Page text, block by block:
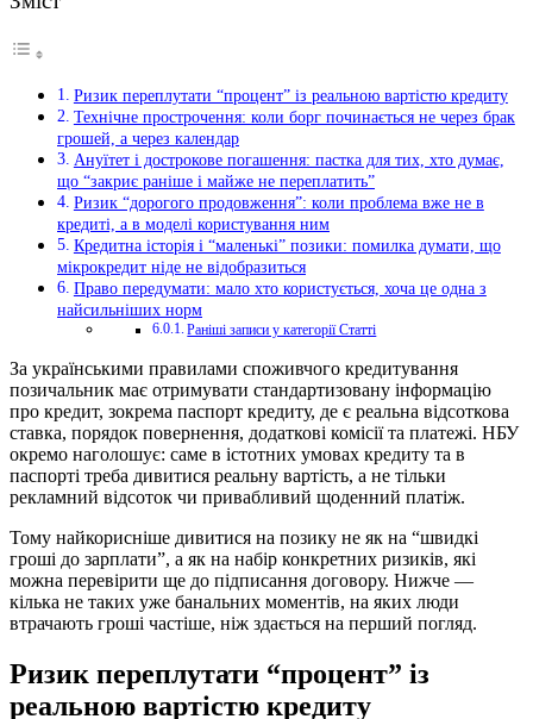
Ризик переплутати “процент” із реальною вартістю кредиту
Технічне прострочення: коли борг починається не через брак
грошей, а через календар
Ануїтет і дострокове погашення: пастка для тих, хто думає,
що “закриє раніше і майже не переплатить”
Ризик “дорогого продовження”: коли проблема вже не в
кредиті, а в моделі користування ним
Кредитна історія і “маленькі” позики: помилка думати, що
мікрокредит ніде не відобразиться
Право передумати: мало хто користується, хоча це одна з
найсильніших норм
Раніші записи у категорії Статті
За українськими правилами споживчого кредитування
позичальник має отримувати стандартизовану інформацію
про кредит, зокрема паспорт кредиту, де є реальна відсоткова
ставка, порядок повернення, додаткові комісії та платежі. НБУ
окремо наголошує: саме в істотних умовах кредиту та в
паспорті треба дивитися реальну вартість, а не тільки
рекламний відсоток чи привабливий щоденний платіж.
Тому найкорисніше дивитися на позику не як на “швидкі
гроші до зарплати”, а як на набір конкретних ризиків, які
можна перевірити ще до підписання договору. Нижче —
кілька не таких уже банальних моментів, на яких люди
втрачають гроші частіше, ніж здається на перший погляд.
Ризик переплутати “процент” із
реальною вартістю кредиту